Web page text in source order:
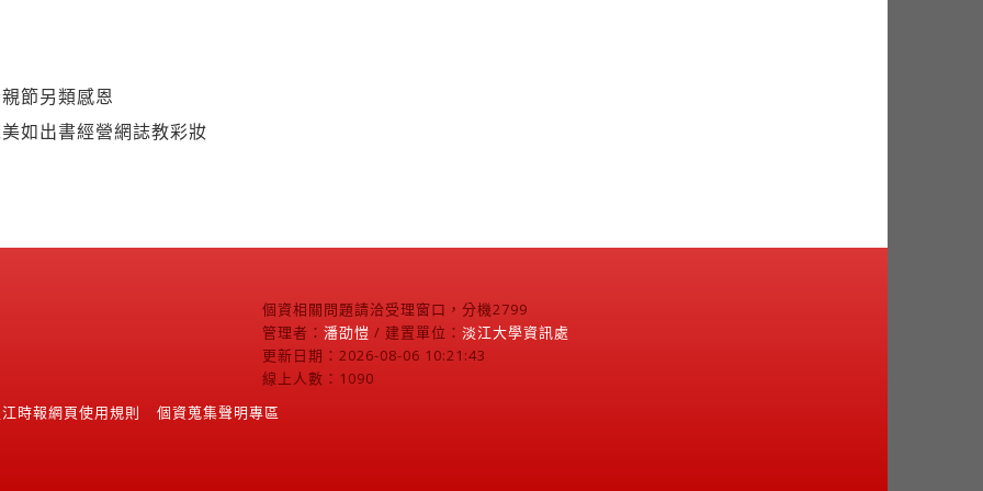
節另類感恩
如出書經營網誌教彩妝
個資相關問題請洽受理窗口，分機2799
管理者： 潘劭愷 / 建置單位： 淡江大學資訊處
更新日期：2026-08-06 10:21:43
線上人數：1090
時報網頁使用規則
個資蒐集聲明專區